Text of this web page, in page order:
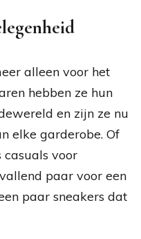
alleen voor het
hebben ze hun
en zijn ze nu
elke garderobe. Of
casuals voor
paar voor een
paar sneakers dat